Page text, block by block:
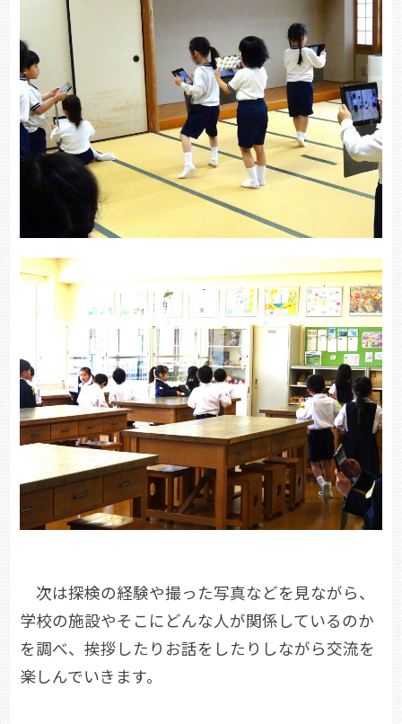
次は探検の経験や撮った写真などを見ながら、
学校の施設やそこにどんな人が関係しているのか
を調べ、挨拶したりお話をしたりしながら交流を
楽しんでいきます。